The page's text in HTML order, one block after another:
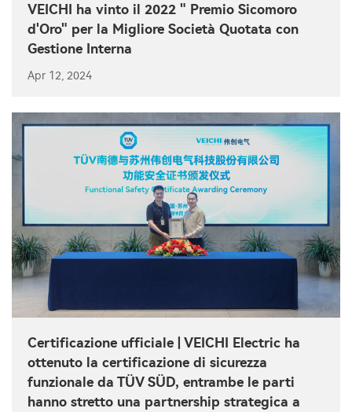
VEICHI ha vinto il 2022 " Premio Sicomoro
d'Oro" per la Migliore Società Quotata con
Gestione Interna
Apr 12, 2024
Certificazione ufficiale | VEICHI Electric ha
ottenuto la certificazione di sicurezza
funzionale da TÜV SÜD, entrambe le parti
hanno stretto una partnership strategica a